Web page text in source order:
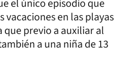
el único episodio que
vacaciones en las playas
que previo a auxiliar al
a una niña de 13